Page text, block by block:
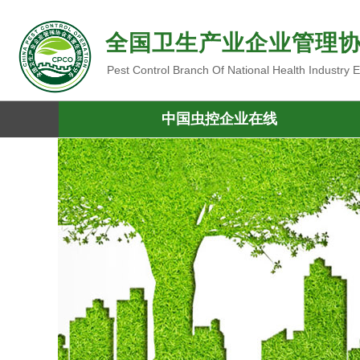
全国卫生产业企业管理
Pest Control Branch Of National Health Industry
中国虫控企业在线